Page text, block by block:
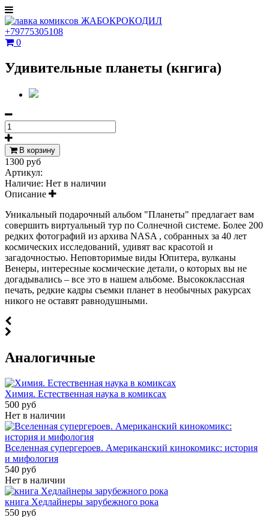
+79775305108
0
Удивительные планеты (кнгига)
В корзину
1300 руб
Артикул:
Наличие: Нет в наличии
Описание
Уникальный подарочный альбом "Планеты" предлагает вам
совершить виртуальный тур по Солнечной системе. Более 200
редких фотографий из архива NASA , собранных за 40 лет
космических исследований, удивят вас красотой и
загадочностью. Неповторимые виды Юпитера, вулканы
Венеры, интересные космические детали, о которых вы не
догадывались – все это в нашем альбоме. Высококлассная
печать, редкие кадры съемки планет в необычных ракурсах
никого не оставят равнодушными.
Аналогичные
Химия. Естественная наука в комиксах
500 руб
Нет в наличии
Вселенная супергероев. Американский кинокомикс: история
и мифология
540 руб
Нет в наличии
книга Хедлайнеры зарубежного рока
550 руб